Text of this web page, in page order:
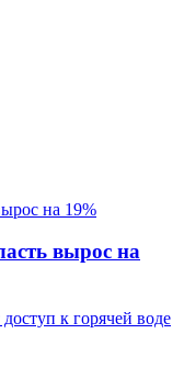
вырос на